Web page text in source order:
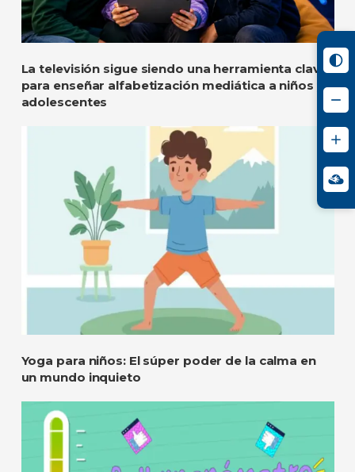
La televisión sigue siendo una herramienta clave
para enseñar alfabetización mediática a niños y
adolescentes
Yoga para niños: El súper poder de la calma en
un mundo inquieto